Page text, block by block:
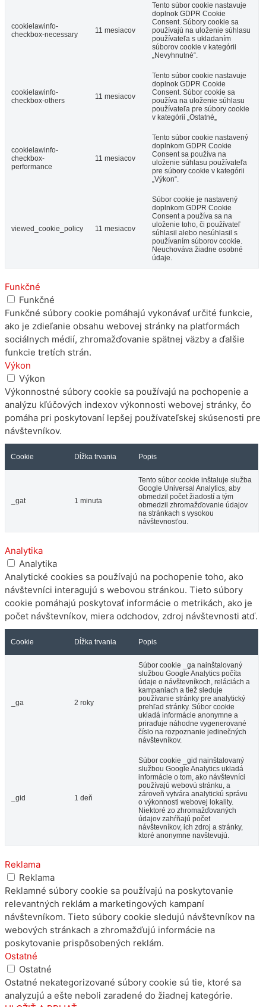
cookielawinfo-
checkbox-necessary
11 mesiacov
Tento súbor cookie nastavuje
doplnok GDPR Cookie
Consent. Súbory cookie sa
používajú na uloženie súhlasu
používateľa s ukladaním
súborov cookie v kategórii
„Nevyhnutné“.
cookielawinfo-
checkbox-others
11 mesiacov
Tento súbor cookie nastavuje
doplnok GDPR Cookie
Consent. Súbor cookie sa
používa na uloženie súhlasu
používateľa pre súbory cookie
v kategórii „Ostatné„
cookielawinfo-
checkbox-
performance
11 mesiacov
Tento súbor cookie nastavený
doplnkom GDPR Cookie
Consent sa používa na
uloženie súhlasu používateľa
pre súbory cookie v kategórii
„Výkon“.
viewed_cookie_policy 11 mesiacov
Súbor cookie je nastavený
doplnkom GDPR Cookie
Consent a používa sa na
uloženie toho, či používateľ
súhlasil alebo nesúhlasil s
používaním súborov cookie.
Neuchováva žiadne osobné
údaje.
Funkčné
Funkčné
Funkčné súbory cookie pomáhajú vykonávať určité funkcie,
ako je zdieľanie obsahu webovej stránky na platformách
sociálnych médií, zhromažďovanie spätnej väzby a ďalšie
funkcie tretích strán.
Výkon
Výkon
Výkonnostné súbory cookie sa používajú na pochopenie a
analýzu kľúčových indexov výkonnosti webovej stránky, čo
pomáha pri poskytovaní lepšej používateľskej skúsenosti pre
návštevníkov.
Cookie Dĺžka trvania Popis
_gat 1 minuta
Tento súbor cookie inštaluje služba
Google Universal Analytics, aby
obmedzil počet žiadostí a tým
obmedzil zhromažďovanie údajov
na stránkach s vysokou
návštevnosťou.
Analytika
Analytika
Analytické cookies sa používajú na pochopenie toho, ako
návštevníci interagujú s webovou stránkou. Tieto súbory
cookie pomáhajú poskytovať informácie o metrikách, ako je
počet návštevníkov, miera odchodov, zdroj návštevnosti atď.
Cookie Dĺžka trvania Popis
_ga 2 roky
Súbor cookie _ga nainštalovaný
službou Google Analytics počíta
údaje o návštevníkoch, reláciách a
kampaniach a tiež sleduje
používanie stránky pre analytický
prehľad stránky. Súbor cookie
ukladá informácie anonymne a
priraďuje náhodne vygenerované
číslo na rozpoznanie jedinečných
návštevníkov.
_gid 1 deň
Súbor cookie _gid nainštalovaný
službou Google Analytics ukladá
informácie o tom, ako návštevníci
používajú webovú stránku, a
zároveň vytvára analytickú správu
o výkonnosti webovej lokality.
Niektoré zo zhromažďovaných
údajov zahŕňajú počet
návštevníkov, ich zdroj a stránky,
ktoré anonymne navštevujú.
Reklama
Reklama
Reklamné súbory cookie sa používajú na poskytovanie
relevantných reklám a marketingových kampaní
návštevníkom. Tieto súbory cookie sledujú návštevníkov na
webových stránkach a zhromažďujú informácie na
poskytovanie prispôsobených reklám.
Ostatné
Ostatné
Ostatné nekategorizované súbory cookie sú tie, ktoré sa
analyzujú a ešte neboli zaradené do žiadnej kategórie.